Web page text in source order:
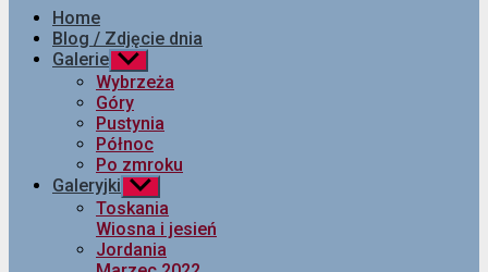
Home
Blog / Zdjęcie dnia
Galerie Pokaż
podmenu
Wybrzeża
Góry
Pustynia
Północ
Po zmroku
Galeryjki Pokaż
podmenu
Toskania
Wiosna i jesień
Jordania